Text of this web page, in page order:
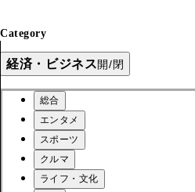
Category
経済・ビジネス開/閉
総合
エンタメ
スポーツ
クルマ
ライフ・文化